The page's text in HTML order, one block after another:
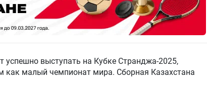
успешно выступать на Кубке Странджа-2025,
как малый чемпионат мира. Cборная Казахстана